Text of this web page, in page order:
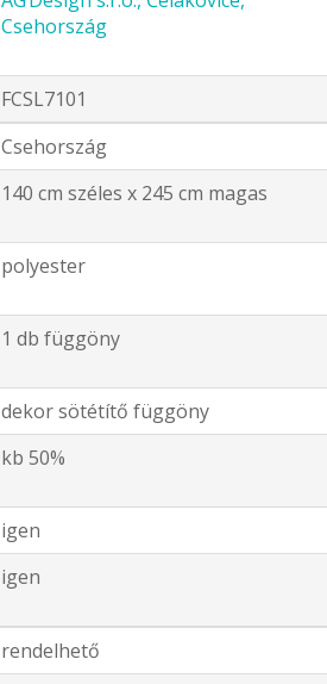
Csehország
FCSL7101
Csehország
140 cm széles x 245 cm magas
polyester
1 db függöny
dekor sötétítő függöny
kb 50%
igen
igen
rendelhető